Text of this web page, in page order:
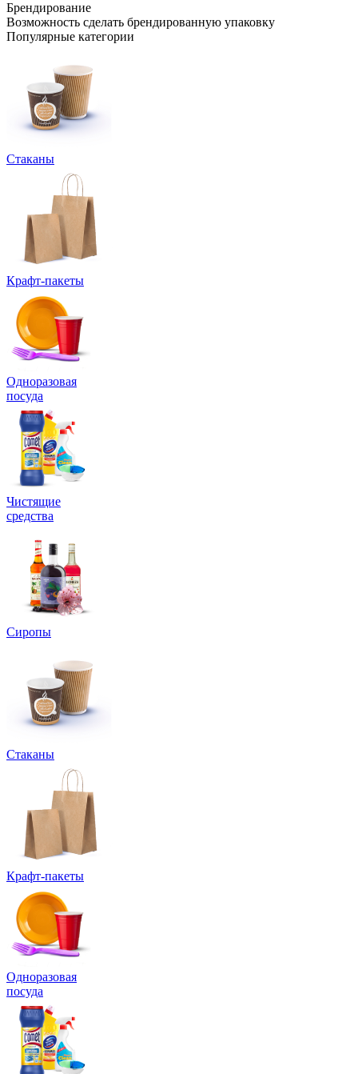
Брендирование
Возможность сделать брендированную упаковку
Популярные категории
Стаканы
Крафт-пакеты
Одноразовая
посуда
Чистящие
средства
Сиропы
Стаканы
Крафт-пакеты
Одноразовая
посуда